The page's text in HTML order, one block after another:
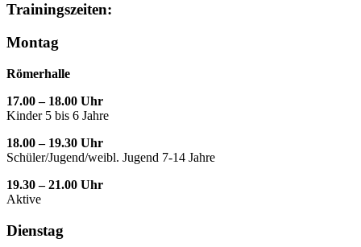
Trainingszeiten:
Montag
Römerhalle
17.00 – 18.00 Uhr
Kinder 5 bis 6 Jahre
18.00 – 19.30 Uhr
Schüler/Jugend/weibl. Jugend 7-14 Jahre
19.30 – 21.00 Uhr
Aktive
Dienstag